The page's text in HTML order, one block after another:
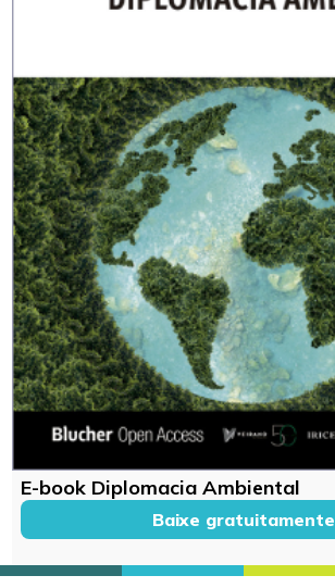
E-book Diplomacia Ambiental
Baixe gratuitamente